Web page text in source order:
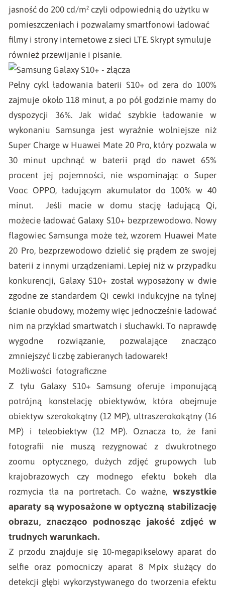
jasność do 200 cd/m² czyli odpowiednią do użytku w
pomieszczeniach i pozwalamy smartfonowi ładować
filmy i strony internetowe z sieci LTE. Skrypt symuluje
również przewijanie i pisanie.
Pełny cykl ładowania baterii S10+ od zera do 100%
zajmuje około 118 minut, a po pół godzinie mamy do
dyspozycji 36%. Jak widać szybkie ładowanie w
wykonaniu Samsunga jest wyraźnie wolniejsze niż
Super Charge w Huawei Mate 20 Pro, który pozwala w
30 minut upchnąć w baterii prąd do nawet 65%
procent jej pojemności, nie wspominając o Super
Vooc OPPO, ładującym akumulator do 100% w 40
minut. Jeśli macie w domu stację ładującą Qi,
możecie ładować Galaxy S10+ bezprzewodowo. Nowy
flagowiec Samsunga może też, wzorem Huawei Mate
20 Pro, bezprzewodowo dzielić się prądem ze swojej
baterii z innymi urządzeniami. Lepiej niż w przypadku
konkurencji, Galaxy S10+ został wyposażony w dwie
zgodne ze standardem Qi cewki indukcyjne na tylnej
ścianie obudowy, możemy więc jednocześnie ładować
nim na przykład smartwatch i słuchawki. To naprawdę
wygodne rozwiązanie, pozwalające znacząco
zmniejszyć liczbę zabieranych ładowarek!
Możliwości fotograficzne
Z tyłu Galaxy S10+ Samsung oferuje imponującą
potrójną konstelację obiektywów, która obejmuje
obiektyw szerokokątny (12 MP), ultraszerokokątny (16
MP) i teleobiektyw (12 MP). Oznacza to, że fani
fotografii nie muszą rezygnować z dwukrotnego
zoomu optycznego, dużych zdjęć grupowych lub
krajobrazowych czy modnego efektu bokeh dla
rozmycia tła na portretach. Co ważne, wszystkie
aparaty są wyposażone w optyczną stabilizację
obrazu, znacząco podnosząc jakość zdjęć w
trudnych warunkach.
Z przodu znajduje się 10-megapikselowy aparat do
selfie oraz pomocniczy aparat 8 Mpix służący do
detekcji głębi wykorzystywanego do tworzenia efektu